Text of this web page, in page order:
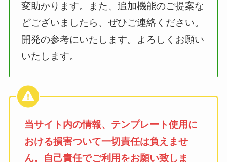
変助かります。また、追加機能のご提案な
どございましたら、ぜひご連絡ください。
開発の参考にいたします。よろしくお願い
いたします。
当サイト内の情報、テンプレート使用に
おける損害ついて一切責任は負えませ
ん。自己責任でご利用をお願い致しま